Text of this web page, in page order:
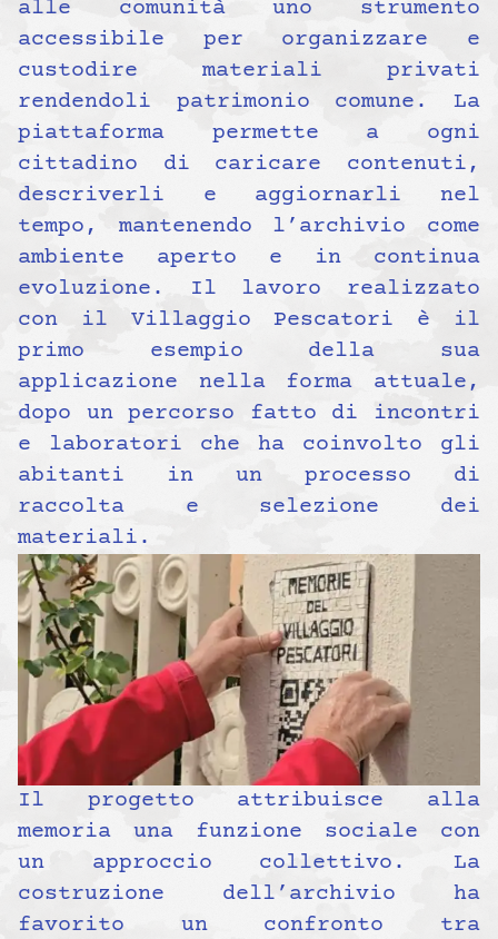
alle comunità uno strumento
accessibile per organizzare e
custodire materiali privati
rendendoli patrimonio comune. La
piattaforma permette a ogni
cittadino di caricare contenuti,
descriverli e aggiornarli nel
tempo, mantenendo l’archivio come
ambiente aperto e in continua
evoluzione. Il lavoro realizzato
con il Villaggio Pescatori è il
primo esempio della sua
applicazione nella forma attuale,
dopo un percorso fatto di incontri
e laboratori che ha coinvolto gli
abitanti in un processo di
raccolta e selezione dei
materiali.
Il progetto attribuisce alla
memoria una funzione sociale con
un approccio collettivo. La
costruzione dell’archivio ha
favorito un confronto tra